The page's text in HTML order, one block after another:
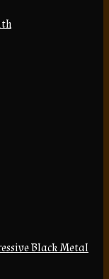
Black Metal